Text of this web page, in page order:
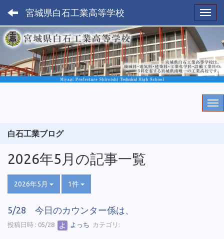
宮城県白石工業高等学校
白石工業ブログ
2026年5月の記事一覧
2026年5月 1件
5/28 今日のカウンター係は、
投稿日時 : 05/28 よっち カテゴリ: